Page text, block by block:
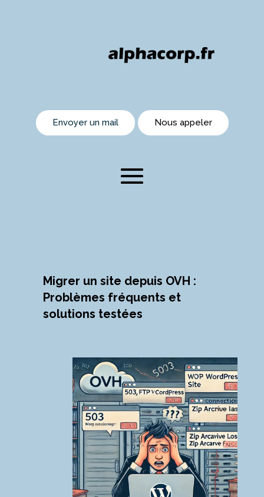
Envoyer un mail Nous appeler
Migrer un site depuis OVH :
Problèmes fréquents et
solutions testées